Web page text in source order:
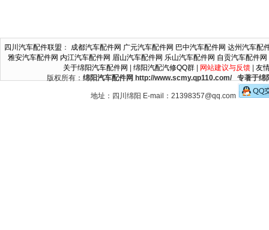
四川汽车配件联盟 ： 成都汽车配件网 广元汽车配件网 巴中汽车配件网 达州汽车配
雅安汽车配件网 内江汽车配件网 眉山汽车配件网 乐山汽车配件网 自贡汽车配件网
关于绵阳汽车配件网
绵阳汽配汽修QQ群| 网站建议与反馈| 友
版权所有： 绵阳汽车配件网 http://www.scmy.qp110.com/ 专著于绵
地址：四川绵阳 E-mail：21398357@qq.com